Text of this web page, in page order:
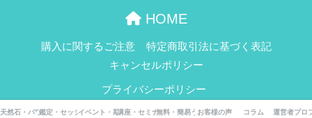
HOME
購入に関するご注意
特定商取引法に基づく表記
キャンセルポリシー
プライバシーポリシー
© 2026 鉱物らぶこ All rights reserved.
天然石・パワーストーン辞典
鑑定・セッション一覧イベント・期間限定企画
講座・セミナー無料・簡易うらないページ
お客様の声 コラム 運営者プロ